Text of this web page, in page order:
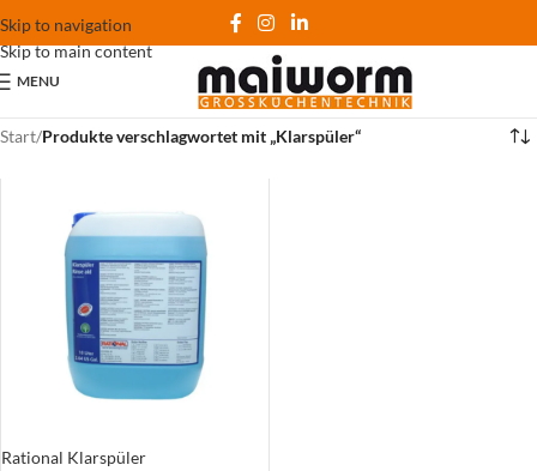
Skip to navigation
Skip to main content
MENU
Start/Produkte verschlagwortet mit „Klarspüler“
Rational Klarspüler